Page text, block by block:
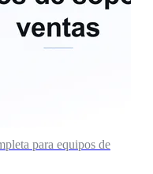
para equipos de